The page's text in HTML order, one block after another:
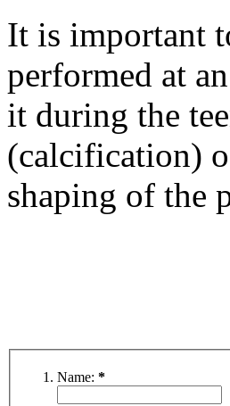
It is important
performed at
it during the
(calcification)
shaping of the
Name: *